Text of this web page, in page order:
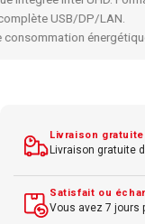
Haute
Livraison gratuite
Livraison gratuite
Satisfait ou
Vous avez 7 jours